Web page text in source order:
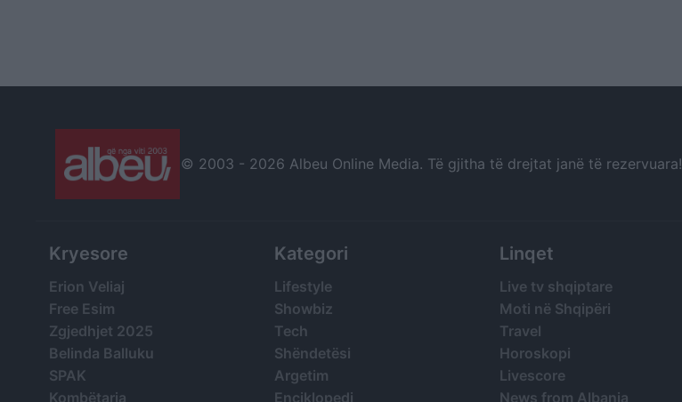
© 2003 - 2026 Albeu Online Media. Të gjitha të drejtat janë të rezervuara!
Kryesore
Erion Veliaj
Free Esim
Zgjedhjet 2025
Belinda Balluku
SPAK
Kombëtarja
Kategori
Lifestyle
Showbiz
Tech
Shëndetësi
Argetim
Enciklopedi
Linqet
Live tv shqiptare
Moti në Shqipëri
Travel
Horoskopi
Livescore
News from Albania